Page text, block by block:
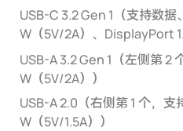
USB-C 3.2 Gen 1（支持数据
W（5V/2A）、DisplayPort
USB-A 3.2 Gen 1（左侧第 2
W（5V/2A））
USB-A 2.0（右侧第 1 个，支
W（5V/1.5A））